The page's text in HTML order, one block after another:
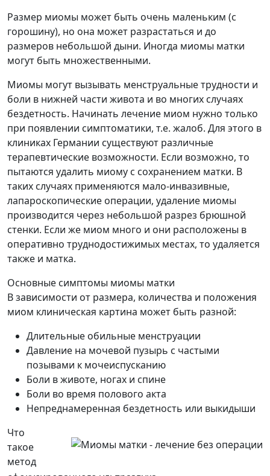
Размер миомы может быть очень маленьким (с
горошину), но она может разрастаться и до
размеров небольшой дыни. Иногда миомы матки
могут быть множественными.
Миомы могут вызывать менструальные трудности и
боли в нижней части живота и во многих случаях
бездетность. Начинать лечение миом нужно только
при появлении симптоматики, т.е. жалоб. Для этого в
клиниках Германии существуют различные
терапевтические возможности. Если возможно, то
пытаются удалить миому с сохранением матки. В
таких случаях применяются мало-инвазивные,
лапароскопические операции, удаление миомы
производится через небольшой разрез брюшной
стенки. Если же миом много и они расположены в
оперативно труднодостижимых местах, то удаляется
также и матка.
Основные симптомы миомы матки
В зависимости от размера, количества и положения
миом клиническая картина может быть разной:
Длительные обильные менструации
Давление на мочевой пузырь с частыми
позывами к мочеиспусканию
Боли в животе, ногах и спине
Боли во время полового акта
Непреднамеренная бездетность или выкидыши
Что
такое
метод